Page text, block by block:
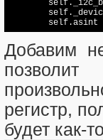
Добавим
регистр,
будет как-